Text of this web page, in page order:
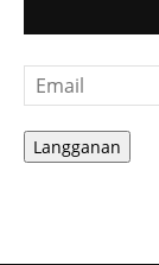
Email
Langganan